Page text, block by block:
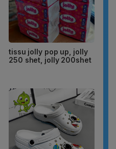
tissu jolly pop up, jolly
250 shet, jolly 200shet